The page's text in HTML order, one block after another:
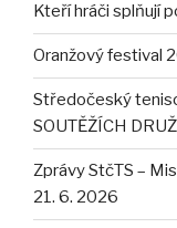
Kteří hráči splňují
Oranžový festival
Středočeský
SOUTĚŽÍCH
Zprávy StčTS –
21. 6. 2026